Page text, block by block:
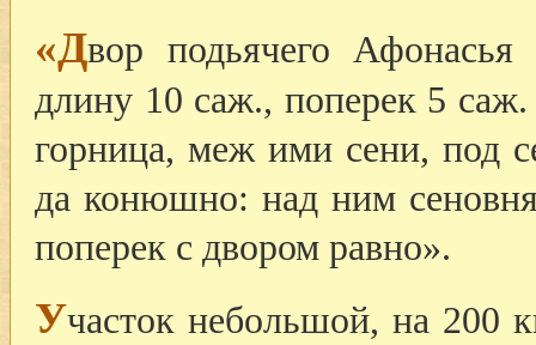
«Двор подьячего
длину 10 саж., поперек 5
горница, меж ими сени, под
да конюшно: над ним
поперек с двором равно».
Участок небольшой, на 200